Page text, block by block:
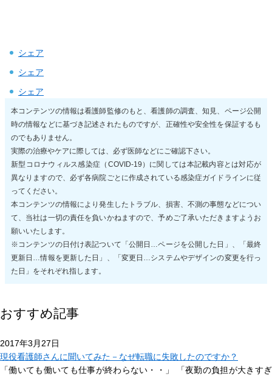
シェア
シェア
シェア
本コンテンツの情報は看護師監修のもと、看護師の調査、知見、ページ公開
時の情報などに基づき記述されたものですが、正確性や安全性を保証するも
のでもありません。
実際の治療やケアに際しては、必ず医師などにご確認下さい。
新型コロナウィルス感染症（COVID-19）に関しては本記載内容とは対応が
異なりますので、必ず各病院ごとに作成されている感染症ガイドラインに従
ってください。
本コンテンツの情報により発生したトラブル、損害、不測の事態などについ
て、当社は一切の責任を負いかねますので、予めご了承いただきますようお
願いいたします。
※コンテンツの日付け表記ついて「公開日…ページを公開した日」、「最終
更新日…情報を更新した日」、「変更日…システムやデザインの変更を行っ
た日」をそれぞれ指します。
おすすめ記事
2017年3月27日
現役看護師さんに聞いてみた－なぜ転職に失敗したのですか？
「働いても働いても仕事が終わらない・・」 「夜勤の負担が大きすぎ